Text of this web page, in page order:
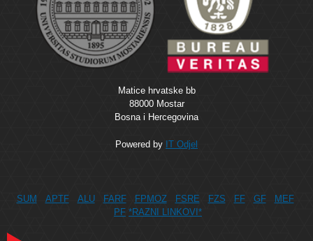
Matice hrvatske bb
88000 Mostar
Bosna i Hercegovina
Powered by IT Odjel
SUM APTF ALU FARF FPMOZ FSRE FZS FF GF
MEF
PF *RAZNI LINKOVI*